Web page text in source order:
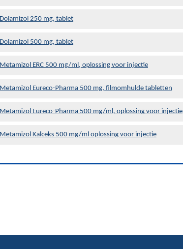
Dolamizol 250 mg, tablet
Dolamizol 500 mg, tablet
Metamizol ERC 500 mg/ml, oplossing voor injectie
Metamizol Eureco-Pharma 500 mg, filmomhulde tabletten
Metamizol Eureco-Pharma 500 mg/ml, oplossing voor injectie
Metamizol Kalceks 500 mg/ml oplossing voor injectie